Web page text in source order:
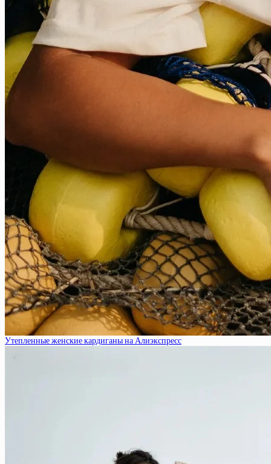
Утепленные женские кардиганы на Алиэкспресс